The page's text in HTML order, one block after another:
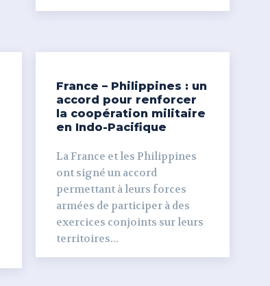
France – Philippines : un
accord pour renforcer
la coopération militaire
en Indo-Pacifique
La France et les Philippines
ont signé un accord
permettant à leurs forces
armées de participer à des
exercices conjoints sur leurs
territoires...